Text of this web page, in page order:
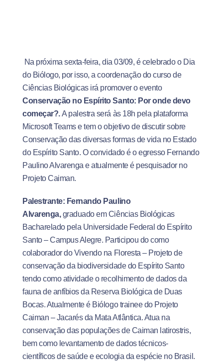
Na próxima sexta-feira, dia 03/09, é celebrado o Dia
do Biólogo, por isso, a coordenação do curso de
Ciências Biológicas irá promover o evento
Conservação no Espírito Santo: Por onde devo
começar?.A palestra será às 18h pela plataforma
Microsoft Teams e tem o objetivo de discutir sobre
Conservação das diversas formas de vida no Estado
do Espírito Santo. O convidado é o egresso Fernando
Paulino Alvarenga e atualmente é pesquisador no
Projeto Caiman.
Palestrante: Fernando Paulino
Alvarenga,graduado em Ciências Biológicas
Bacharelado pela Universidade Federal do Espírito
Santo – Campus Alegre. Participou do como
colaborador do Vivendo na Floresta – Projeto de
conservação da biodiversidade do Espírito Santo
tendo como atividade o recolhimento de dados da
fauna de anfíbios da Reserva Biológica de Duas
Bocas. Atualmente é Biólogo trainee do Projeto
Caiman – Jacarés da Mata Atlântica. Atua na
conservação das populações de Caiman latirostris,
bem como levantamento de dados técnicos-
científicos de saúde e ecologia da espécie no Brasil.